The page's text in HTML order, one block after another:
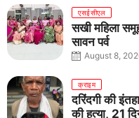
एसईसीएल
सखी महिला
सावन पर्व
August 8,
क्राइम
दरिंदगी की
की हत्या, 21